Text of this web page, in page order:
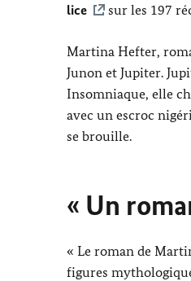
lice
sur les 197
Martina Hefter,
Junon et Jupiter.
Insomniaque, elle
avec un escroc
se brouille.
« Un
« Le roman de
figures